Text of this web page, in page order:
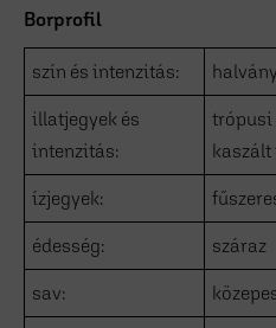
Borprofil
szín és intenzitás:
illatjegyek és
intenzitás:
trópusi
kaszált
ízjegyek:
édesség: száraz
sav: